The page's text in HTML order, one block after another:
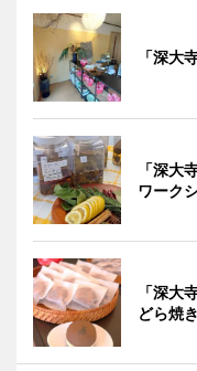
「深大
「深大
ワーク
「深大
どら焼き